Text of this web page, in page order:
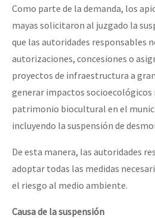
Como parte de la demanda, los
mayas solicitaron al juzgado la
que las autoridades responsables
autorizaciones, concesiones o
proyectos de infraestructura a
generar impactos socioecológicos
patrimonio biocultural en el
incluyendo la suspensión de
De esta manera, las autoridades
adoptar todas las medidas
el riesgo al medio ambiente.
Causa de la suspensión